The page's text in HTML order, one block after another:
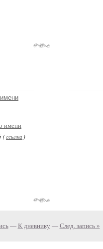
имени
(ссылка )
— К дневнику — След. запись »